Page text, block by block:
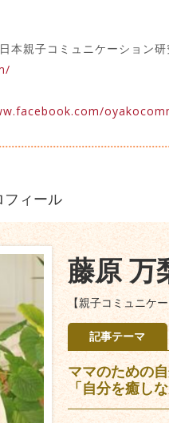
想等は日本親子コミ
フィール
藤原 万
【親子コミュニケ
記事テーマ
ママのための
「自分を癒し